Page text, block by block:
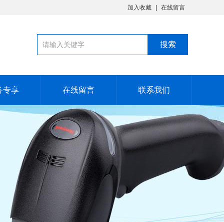
加入收藏 在线留言
专享 在线留言 联系我们